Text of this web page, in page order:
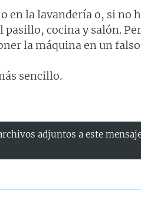
la lavandería o, si no
cocina y salón.
la máquina en un
sencillo.
adjuntos a este